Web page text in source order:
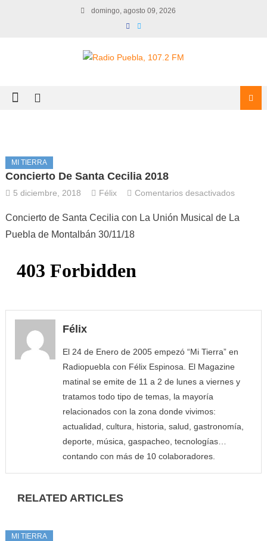
domingo, agosto 09, 2026
MI TIERRA
Concierto De Santa Cecilia 2018
5 diciembre, 2018 Félix Comentarios desactivadosen
de
Concierto de Santa Cecilia con La Unión Musical de La
Puebla de Montalbán 30/11/18
Félix
El 24 de Enero de 2005 empezó “Mi Tierra” en
Radiopuebla con Félix Espinosa. El Magazine
matinal se emite de 11 a 2 de lunes a viernes y
tratamos todo tipo de temas, la mayoría
relacionados con la zona donde vivimos:
actualidad, cultura, historia, salud, gastronomía,
deporte, música, gaspacheo, tecnologías…
contando con más de 10 colaboradores.
RELATED ARTICLES
MI TIERRA